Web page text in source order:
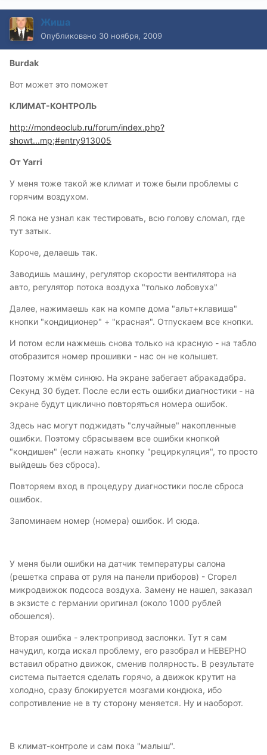
Жиша
Опубликовано 30 ноября, 2009
Burdak
Вот может это поможет
КЛИМАТ-КОНТРОЛЬ
http://mondeoclub.ru/forum/index.php?
showt...mp;#entry913005
От Yarri
У меня тоже такой же климат и тоже были проблемы с
горячим воздухом.
Я пока не узнал как тестировать, всю голову сломал, где
тут затык.
Короче, делаешь так.
Заводишь машину, регулятор скорости вентилятора на
авто, регулятор потока воздуха "только лобовуха"
Далее, нажимаешь как на компе дома "альт+клавиша"
кнопки "кондиционер" + "красная". Отпускаем все кнопки.
И потом если нажмешь снова только на красную - на табло
отобразится номер прошивки - нас он не колышет.
Поэтому жмём синюю. На экране забегает абракадабра.
Секунд 30 будет. После если есть ошибки диагностики - на
экране будут циклично повторяться номера ошибок.
Здесь нас могут поджидать "случайные" накопленные
ошибки. Поэтому сбрасываем все ошибки кнопкой
"кондишен" (если нажать кнопку "рециркуляция", то просто
выйдешь без сброса).
Повторяем вход в процедуру диагностики после сброса
ошибок.
Запоминаем номер (номера) ошибок. И сюда.
У меня были ошибки на датчик температуры салона
(решетка справа от руля на панели приборов) - Сгорел
микродвижок подсоса воздуха. Замену не нашел, заказал
в экзисте с германии оригинал (около 1000 рублей
обошелся).
Вторая ошибка - электропривод заслонки. Тут я сам
начудил, когда искал проблему, его разобрал и НЕВЕРНО
вставил обратно движок, сменив полярность. В результате
система пытается сделать горячо, а движок крутит на
холодно, сразу блокируется мозгами кондюка, ибо
сопротивление не в ту сторону меняется. Ну и наоборот.
В климат-контроле и сам пока "малыш".